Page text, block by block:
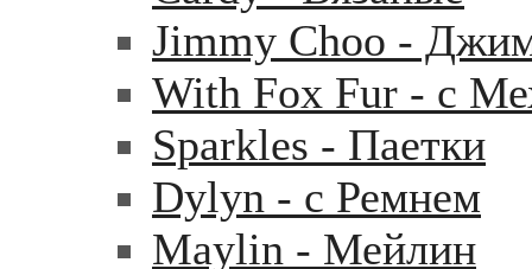
Jimmy Choo -
With Fox Fur - с
Sparkles - Паетки
Dylyn - с Ремнем
Maylin - Мейлин